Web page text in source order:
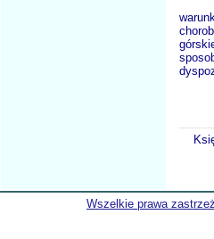
Wszelkie prawa